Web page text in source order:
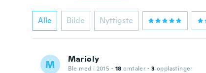
Alle Bilde Nyttigste
M Marioly
Ble med i 2015 · 18 omtaler · 3 opplastinger